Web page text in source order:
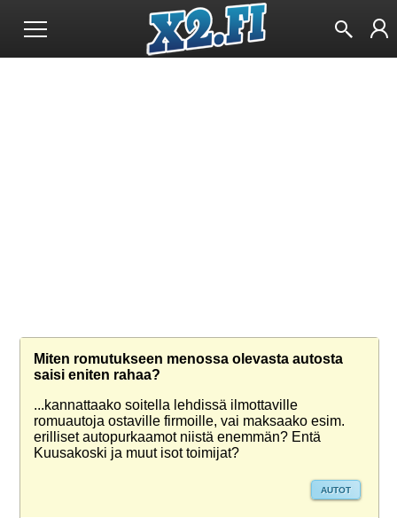
Miten romutukseen menossa olevasta autosta
saisi eniten rahaa?
...kannattaako soitella lehdissä ilmottaville
romuautoja ostaville firmoille, vai maksaako esim.
erilliset autopurkaamot niistä enemmän? Entä
Kuusakoski ja muut isot toimijat?
AUTOT